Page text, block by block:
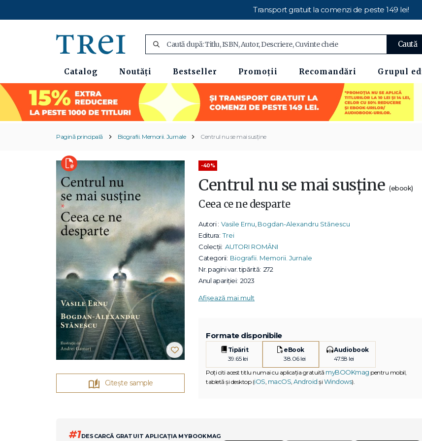
Transport gratuit la comenzi de peste 149 lei!
Caută
Catalog Noutăți Bestseller Promoții Recomandări Grupul
Pagină principală Biografii. Memorii. Jurnale Centrul nu se mai susține
Citește sample
-40%
Centrul nu se mai susține (ebook)
Ceea ce ne desparte
Autori : Vasile Ernu Bogdan-Alexandru Stănescu
Editura: Trei
Colecții: AUTORI ROMÂNI
Categorii: Biografii. Memorii. Jurnale
Nr. pagini var. tipărită: 272
Anul apariției: 2023
Afișează mai mult
Formate disponibile
Tipărit
39.65 lei
eBook
38.06 lei
Audiobook
47.58 lei
Poți citi acest titlu numai cu aplicația gratuită myBOOKmag pentru mobil,
tabletă și desktop (iOS macOS Android și Windows).
#1DESCARCĂ GRATUIT APLICAȚIA MYBOOKMAG